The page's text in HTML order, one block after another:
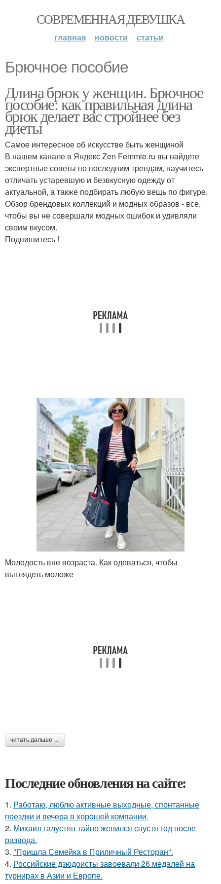
СОВРЕМЕННАЯ ДЕВУШКА
главная новости статьи
Брючное пособие
Длина брюк у женщин. Брючное
пособие: как правильная длина
брюк делает вас стройнее без
диеты
Самое интересное об искусстве быть женщиной
В нашем канале в Яндекс Zen Femmie.ru вы найдете
экспертные советы по последним трендам, научитесь
отличать устаревшую и безвкусную одежду от
актуальной, а также подбирать любую вещь по фигуре.
Обзор брендовых коллекций и модных образов - все,
чтобы вы не совершали модных ошибок и удивляли
своим вкусом.
Подпишитесь !
Молодость вне возраста. Как одеваться, чтобы
выглядеть моложе
читать дальше →
Последние обновления на сайте:
1. Работаю, люблю активные выходные, спонтанные
поездки и вечера в хорошей компании.
2. Михаил галустян тайно женился спустя год после
развода.
3. "Пришла Семейка в Приличный Ресторан".
4. Российские дзюдоисты завоевали 26 медалей на
турнирах в Азии и Европе.